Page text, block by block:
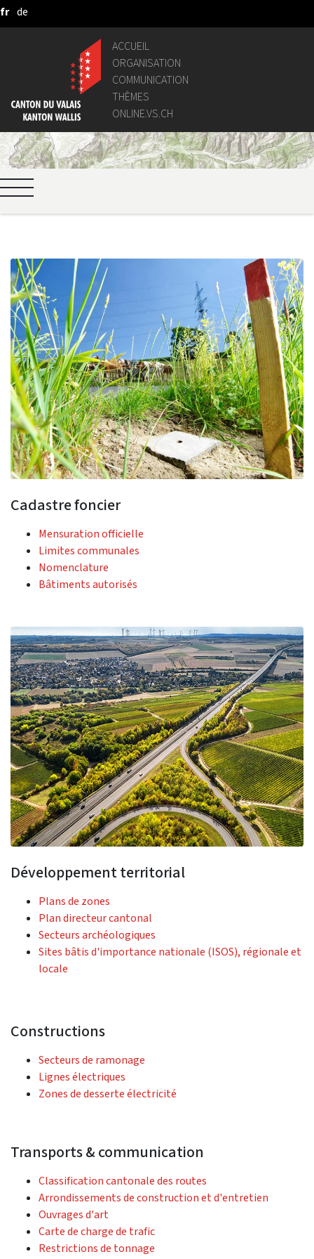
Saut au contenu principal
fr de
ACCUEIL
ORGANISATION
COMMUNICATION
THÈMES
ONLINE.VS.CH
Cadastre foncier
Mensuration officielle
Limites communales
Nomenclature
Bâtiments autorisés
Développement territorial
Plans de zones
Plan directeur cantonal
Secteurs archéologiques
Sites bâtis d'importance nationale (ISOS), régionale et
locale
Constructions
Secteurs de ramonage
Lignes électriques
Zones de desserte électricité
Transports & communication
Classification cantonale des routes
Arrondissements de construction et d'entretien
Ouvrages d'art
Carte de charge de trafic
Restrictions de tonnage